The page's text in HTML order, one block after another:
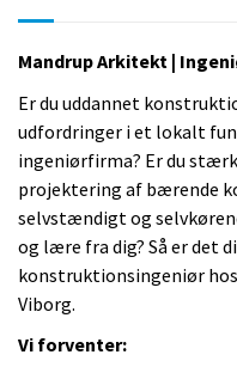
Mandrup Arkitekt |
Er du uddannet
udfordringer i et lokalt
ingeniørfirma? Er du
projektering af bærende
selvstændigt og
og lære fra dig? Så er det
konstruktionsingeniør
Viborg.
Vi forventer: